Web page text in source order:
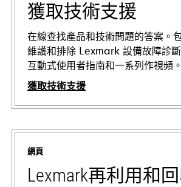
獲取技術支援
在線查找產品和技術問題的答案。
維護和排除 Lexmark 設備故障診
互動式使用者指南和一系列作視頻。
獲取技術支援
在
新
網頁
Lexmark再利用和